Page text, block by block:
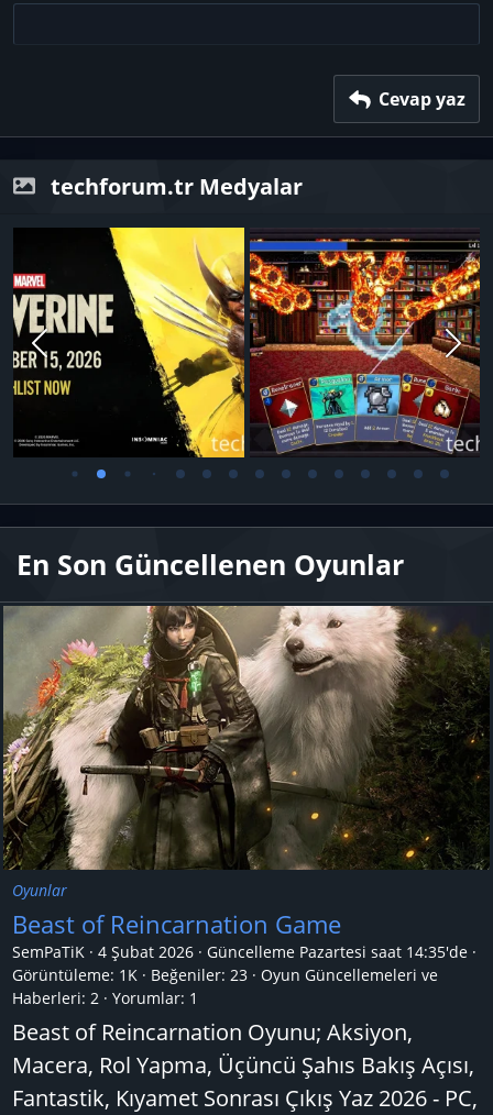
Cevap yaz
techforum.tr Medyalar
En Son Güncellenen Oyunlar
Oyunlar
Beast of Reincarnation Game
SemPaTiK 4 Şubat 2026 Güncelleme Pazartesi saat 14:35'de
Görüntüleme: 1K
Beğeniler: 23
Oyun Güncellemeleri ve
Haberleri: 2 Yorumlar: 1
Beast of Reincarnation Oyunu; Aksiyon,
Macera, Rol Yapma, Üçüncü Şahıs Bakış Açısı,
Fantastik, Kıyamet Sonrası Çıkış Yaz 2026 - PC,